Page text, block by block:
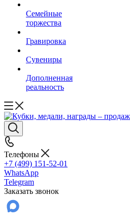
Семейные
торжества
Гравировка
Сувениры
Дополненная
реальность
Телефоны
+7 (499) 151-52-01
WhatsApp
Telegram
Заказать звонок